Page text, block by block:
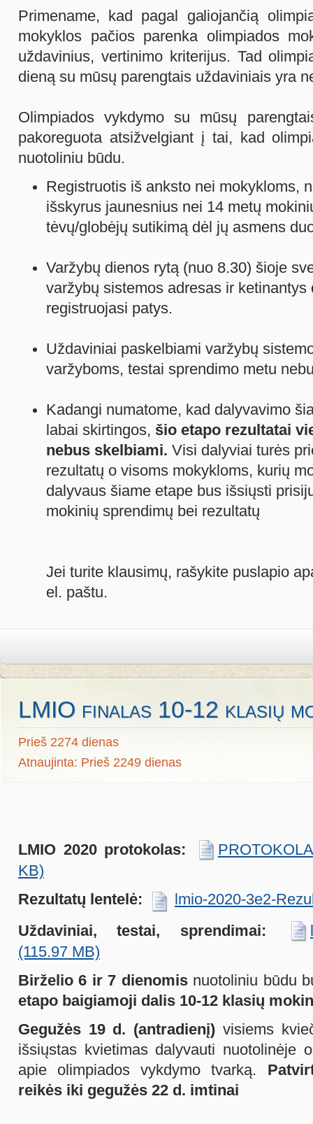
Primename, kad pagal galiojančią
mokyklos pačios parenka olimpiados
uždavinius, vertinimo kriterijus. Tad
dieną su mūsų parengtais uždaviniais yra
Olimpiados vykdymo su mūsų
pakoreguota atsižvelgiant į tai, kad
nuotoliniu būdu.
Registruotis iš anksto nei mokykloms,
išskyrus jaunesnius nei 14 metų
tėvų/globėjų sutikimą dėl jų asmens
Varžybų dienos rytą (nuo 8.30) šioje
varžybų sistemos adresas ir
registruojasi patys.
Uždaviniai paskelbiami varžybų
varžyboms, testai sprendimo metu
Kadangi numatome, kad dalyvavimo
labai skirtingos, šio etapo rezultatai
nebus skelbiami. Visi dalyviai turės
rezultatų o visoms mokykloms, kurių
dalyvaus šiame etape bus išsiųsti
mokinių sprendimų bei rezultatų
Jei turite klausimų, rašykite puslapio
el. paštu.
LMIO finalas 10-12 klasių
Prieš 2274 dienas
Atnaujinta: Prieš 2249 dienas
LMIO 2020 protokolas:
KB)
Rezultatų lentelė:
lmio-2020-3e2-
Uždaviniai, testai, sprendimai:
(115.97 MB)
Birželio 6 ir 7 dienomis nuotoliniu būdu
etapo baigiamoji dalis 10-12 klasių
Gegužės 19 d. (antradienį) visiems
išsiųstas kvietimas dalyvauti nuotolinėje
apie olimpiados vykdymo tvarką.
reikės iki gegužės 22 d. imtinai